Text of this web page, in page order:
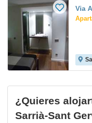
Via
¿Quieres
Sarrià-Sant